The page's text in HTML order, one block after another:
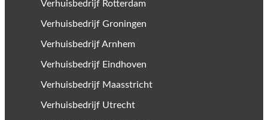
Verhuisbedrijf Rotterdam
Verhuisbedrijf Groningen
Verhuisbedrijf Arnhem
Verhuisbedrijf Eindhoven
Verhuisbedrijf Maasstricht
Verhuisbedrijf Utrecht